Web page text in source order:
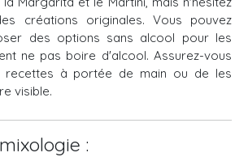
créations originales. Vous pouvez
des options sans alcool pour les
ne pas boire d'alcool. Assurez-vous
recettes à portée de main ou de les
visible.
: